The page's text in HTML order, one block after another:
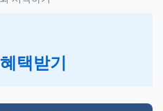
택받기